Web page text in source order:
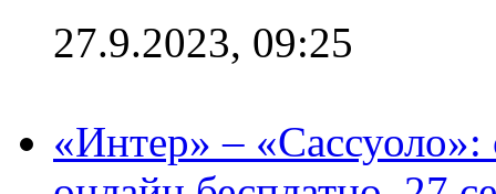
27.9.2023, 09:25
«Интер» –